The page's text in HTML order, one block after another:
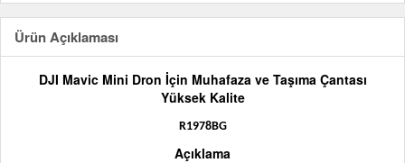
Ürün Açıklaması
DJI Mavic Mini Dron İçin Muhafaza ve Taşıma Çantası
Yüksek Kalite
R1978BG
Açıklama